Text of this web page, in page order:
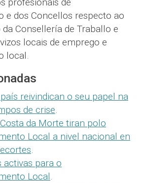
profesionais de
e dos Concellos respecto ao
Consellería de Traballo e
locais de emprego e
local.
reivindican o seu papel na
de crise.
da Morte tiran polo
Local a nivel nacional en
.
activas para o
Local.